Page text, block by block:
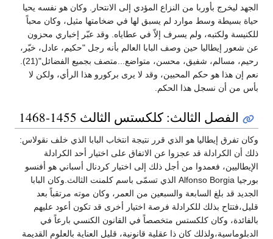
الجهد ليخرج بأوربا من النزاع المؤدي إلى الانتحار. وكان هو نفسه يحيا
حياة بسيطة وسط موارد لم يسبق لها في ضخامتها مثيل، وكان محباً
للكنيسة ولكتبه، ولم يسرف إلاّ في عطاياه. وقد عبّر إخباري محزون
عن شعور إيطاليا حين وصف البابا العالم بأنه رجل "حكيم، عادل، خيّر،
رحيم، مسالم، شفيق، محسن، متواضع...متصف بجميع الفضائل"(21).
نعم إن هذا هو حكم المحبين، وقد لا يرى بركورو هذا الرأي، ولكن لا
بأس من أن نسجل هذا الحكم.
الفصل الثالث: كلكستس الثالث 1455-1468
وكان تفرق إيطاليا هو الذي قرر نتيجة انتخاب البابا الذي خلف نقولاس:
ذلك أن الكرادلة قد عجزوا عن الاتفاق على اختيار أحد الكرادلة
الإيطاليين، فعمدوا من أجل ذلك إلى اختيار كردنال أسباني هو أفنسو
بورجيا Alfonso Borgia الذي تسمّى باسم كلمنت الثالث.وكان البابا
الجديد قد بلغ السابعة والسبعين من العمر، وكان موته مرتقباً بعد
قليل،فتتاح بذلك للكرادلة فرصة اختيار أخرى قد تكون أعود عليهم
بالفائدة، وكان كلكستس متخصصاً في القانون الكنسي بارعاً في
الدبلوماسية،ولذلك كان ذا عقلية قانونية، قليل العناية بالعلوم القديمة